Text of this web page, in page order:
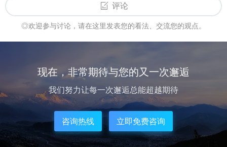
评论
◎欢迎参与讨论，请在这里发表您的看法、交流您的观点。
现在，非常期待与您的又一次邂逅
我们努力让每一次邂逅总能超越期待
咨询热线 立即免费咨询